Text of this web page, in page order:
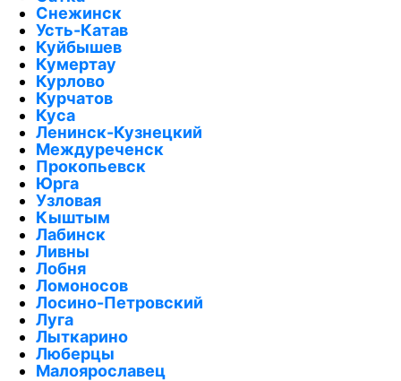
Снежинск
Усть-Катав
Куйбышев
Кумертау
Курлово
Курчатов
Куса
Ленинск-Кузнецкий
Междуреченск
Прокопьевск
Юрга
Узловая
Кыштым
Лабинск
Ливны
Лобня
Ломоносов
Лосино-Петровский
Луга
Лыткарино
Люберцы
Малоярославец